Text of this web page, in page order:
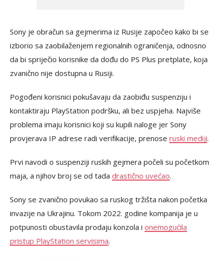
Sony je obračun sa gejmerima iz Rusije započeo kako bi se
izborio sa zaobilaženjem regionalnih ograničenja, odnosno
da bi spriječio korisnike da dođu do PS Plus pretplate, koja
zvanično nije dostupna u Rusiji.
Pogođeni korisnici pokušavaju da zaobiđu suspenziju i
kontaktiraju PlayStation podršku, ali bez uspjeha. Najviše
problema imaju korisnici koji su kupili naloge jer Sony
provjerava IP adrese radi verifikacije, prenose ruski mediji.
Prvi navodi o suspenziji ruskih gejmera počeli su početkom
maja, a njihov broj se od tada drastično uvećao.
Sony se zvanično povukao sa ruskog tržišta nakon početka
invazije na Ukrajinu. Tokom 2022. godine kompanija je u
potpunosti obustavila prodaju konzola i onemogućila
pristup PlayStation servisima.